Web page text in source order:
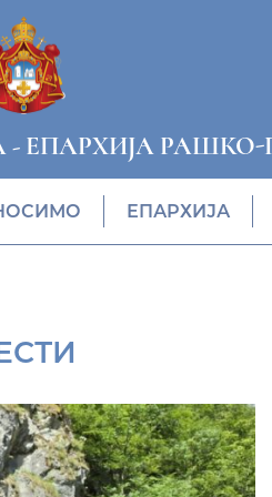
- ЕПАРХИЈА
ЕПАРХИЈА